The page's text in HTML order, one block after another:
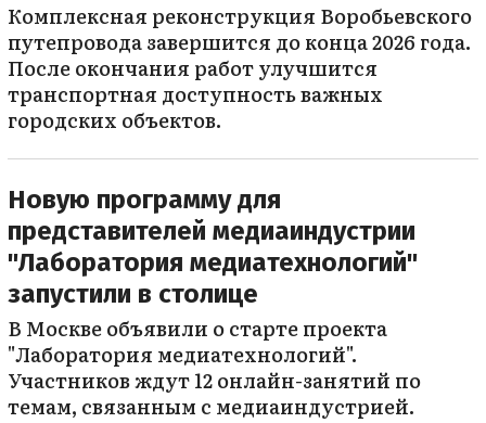
Комплексная реконструкция Воробьевского
путепровода завершится до конца 2026 года.
После окончания работ улучшится
транспортная доступность важных
городских объектов.
Новую программу для
представителей медиаиндустрии
"Лаборатория медиатехнологий"
запустили в столице
В Москве объявили о старте проекта
"Лаборатория медиатехнологий".
Участников ждут 12 онлайн-занятий по
темам, связанным с медиаиндустрией.